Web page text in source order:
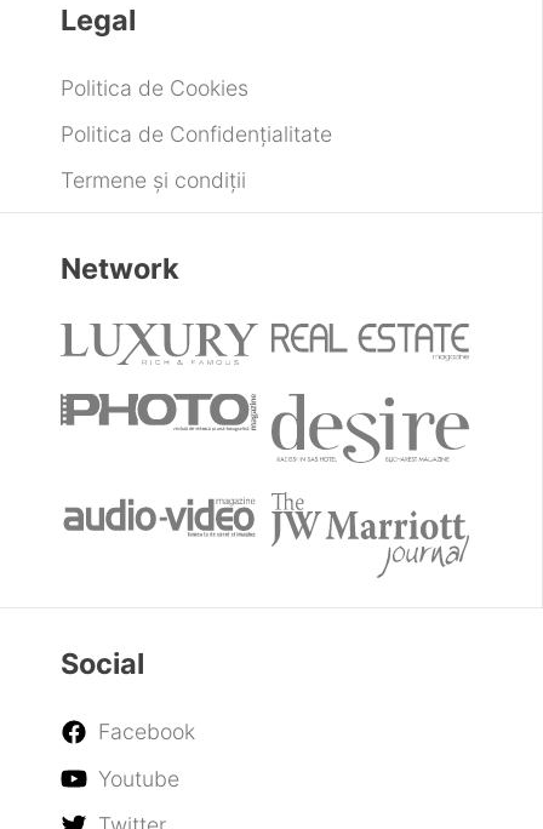
Legal
Politica de Cookies
Politica de Confidențialitate
Termene și condiții
Network
Social
Facebook
Youtube